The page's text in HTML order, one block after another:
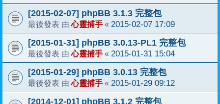
[2015-02-07] phpBB 3.1.3 完整包
最後發表 由心靈捕手 « 2015-02-07 17:09
[2015-01-31] phpBB 3.0.13-PL1 完整包
最後發表 由心靈捕手 « 2015-01-31 15:04
[2015-01-29] phpBB 3.0.13 完整包
最後發表 由心靈捕手 « 2015-01-29 09:12
[2014-12-01] phpBB 3.1.2 完整包